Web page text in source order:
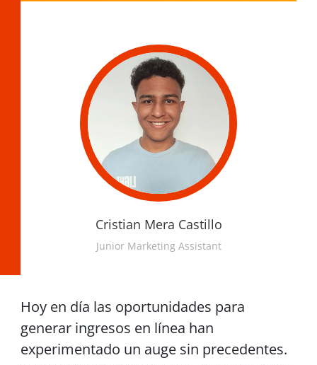
Cristian Mera Castillo
Junior Marketing Assistant
Hoy en día las oportunidades para
generar ingresos en línea han
experimentado un auge sin precedentes.